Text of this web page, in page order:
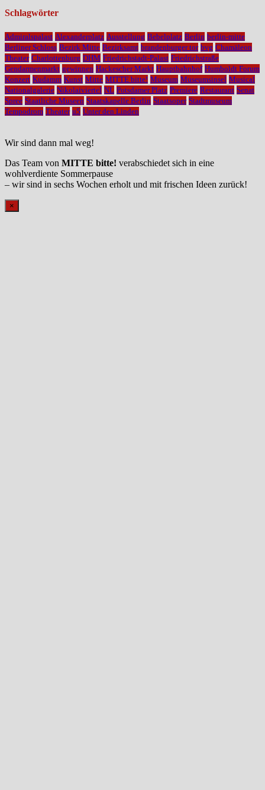
Schlagwörter
Admiralspalast Alexanderplatz Ausstellung Bebelplatz Berlin berlin-mitte
Berliner Schloss Bezirk Mitte Bezirksamt brandenburger tor bvg Chamäleon
Theater Charlottenburg DHM Friedrichstadt-Palast Friedrichstraße
Gendarmenmarkt gewinnen Hackescher Markt Hauptbahnhof Humboldt Forum
Konzert Kudamm Kunst Mitte MITTE bitte! Museum Museumsinsel Musical
Nationalgalerie Nikolaiviertel NL Potsdamer Platz Premiere Restaurant Senat
Spree Staatliche Museen Staatskapelle Berlin Staatsoper Stadtmuseum
Tempodrom Theater u5 Unter den Linden
Wir sind dann mal weg!
Das Team von MITTE bitte! verabschiedet sich in eine
wohlverdiente Sommerpause
– wir sind in sechs Wochen erholt und mit frischen Ideen zurück!
×